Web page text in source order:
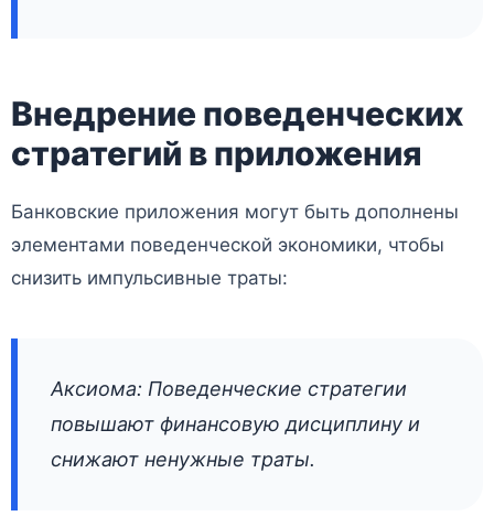
Внедрение поведенческих
стратегий в приложения
Банковские приложения могут быть дополнены
элементами поведенческой экономики, чтобы
снизить импульсивные траты:
Аксиома: Поведенческие стратегии
повышают финансовую дисциплину и
снижают ненужные траты.